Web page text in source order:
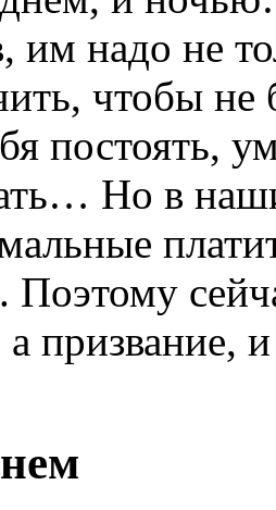
им надо не
чтобы не
постоять,
Но в
Поэтому
призвание,